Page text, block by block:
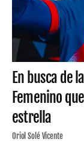
En busca de
Femenino
estrella
Oriol Solé Vicente